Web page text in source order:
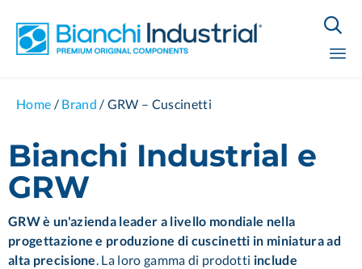

Home / Brand / GRW – Cuscinetti
Bianchi Industrial e
GRW
GRW è un'azienda leader a livello mondiale nella
progettazione e produzione di cuscinetti in miniatura ad
alta precisione. La loro gamma di prodotti include